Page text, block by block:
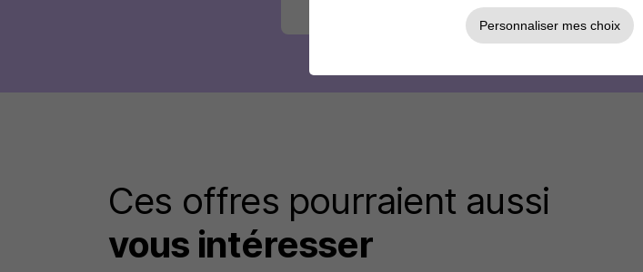
Ces offres pourraient aussi
vous intéresser
Personnaliser mes choix